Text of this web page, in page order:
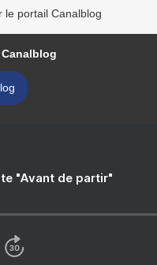
le portail Canalblog
"Avant de partir"